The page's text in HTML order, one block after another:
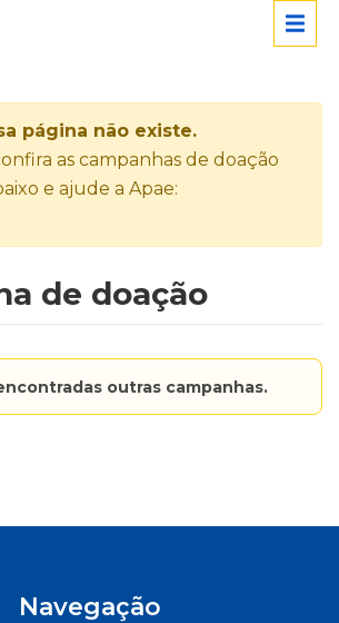
página não existe.
as campanhas de doação
e ajude a Apae:
de doação
outras campanhas.
Navegação